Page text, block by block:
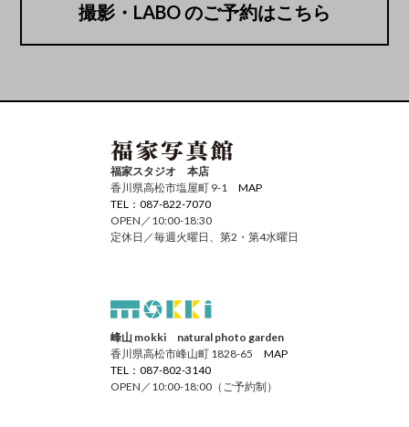
撮影・LABO のご予約はこちら
福家スタジオ 本店
香川県高松市塩屋町 9-1 MAP
TEL：087-822-7070
OPEN／10:00-18:30
定休日／毎週火曜日、第2・第4水曜日
峰山 mokki natural photo garden
香川県高松市峰山町 1828-65 MAP
TEL：087-802-3140
OPEN／10:00-18:00（ご予約制）